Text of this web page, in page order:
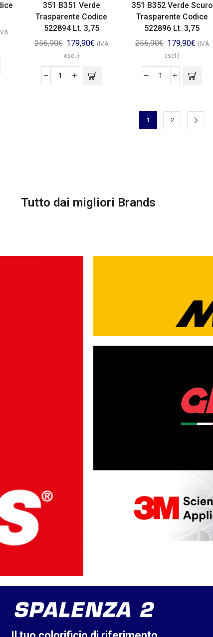
351 B351 Verde
Trasparente Codice
522894 Lt. 3,75
256,90€ 179,90€ (IVA
escl.)
351 B352 Verde Scuro
Trasparente Codice
522896 Lt. 3,75
256,90€ 179,90€ (IVA
escl.)
1 2
Tutto dai migliori Brands